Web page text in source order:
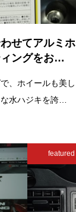
せてアルミ
ングをお…
、ホイールも美
水ハジキを誇…
featured